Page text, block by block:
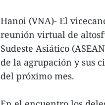
Hanoi (VNA)- El
reunión virtual de
Sudeste Asiático
de la agrupación y sus
del próximo mes.